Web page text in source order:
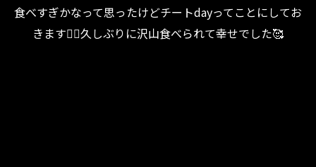
食べすぎかなって思ったけどチートdayってことにしてお
きます🧏‍♀️久しぶりに沢山食べられて幸せでした🥰